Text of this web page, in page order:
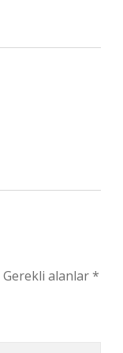
Gerekli alanlar*